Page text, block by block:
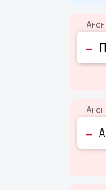
–
–